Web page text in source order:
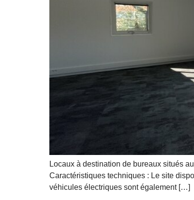
Locaux à destination de bureaux situés
Caractéristiques techniques : Le site
véhicules électriques sont également […]